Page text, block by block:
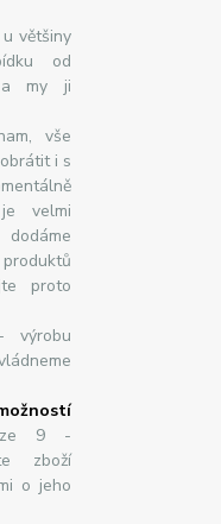
u většiny
od
a my ji
vše
i s
velmi
proto
výrobu
9 -
zboží
o jeho